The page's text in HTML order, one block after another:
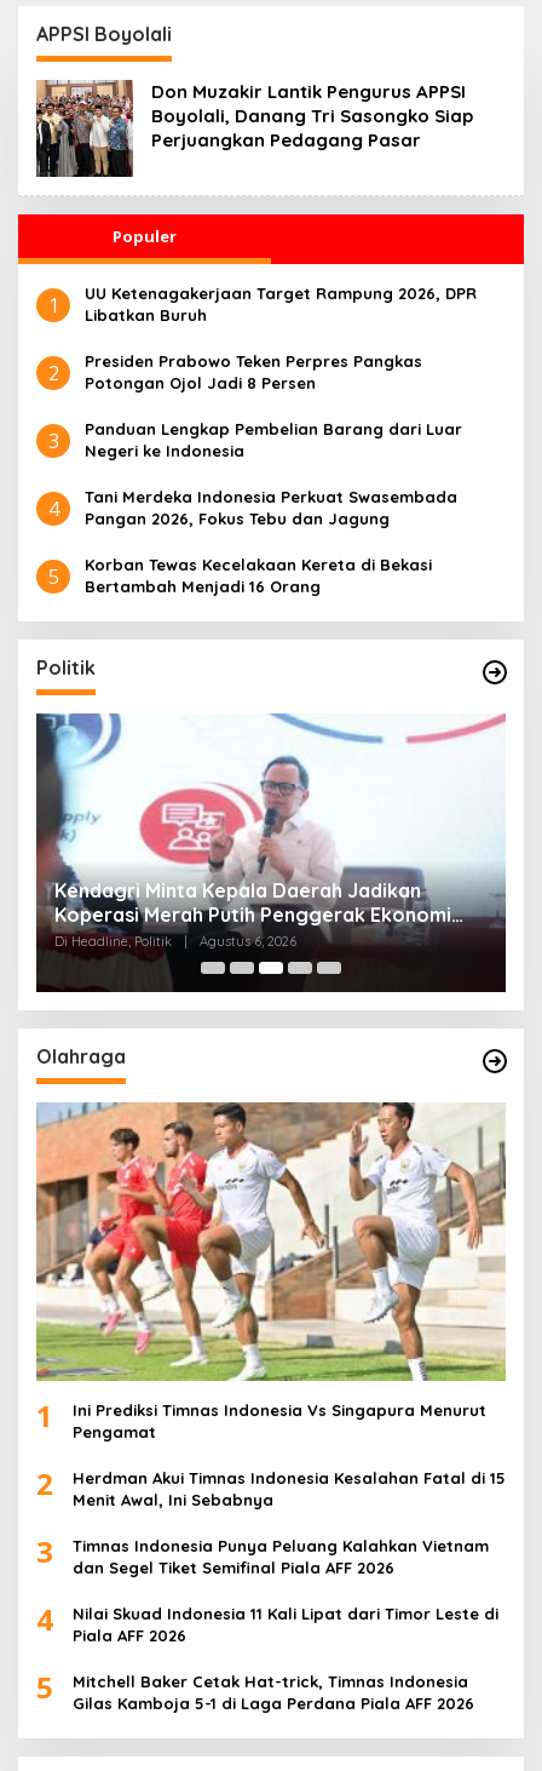
Desa
APPSI Boyolali
Don Muzakir Lantik Pengurus APPSI
Boyolali, Danang Tri Sasongko Siap
Perjuangkan Pedagang Pasar
Populer
1
UU Ketenagakerjaan Target Rampung 2026, DPR
Libatkan Buruh
2
Presiden Prabowo Teken Perpres Pangkas
Potongan Ojol Jadi 8 Persen
3
Panduan Lengkap Pembelian Barang dari Luar
Negeri ke Indonesia
4
Tani Merdeka Indonesia Perkuat Swasembada
Pangan 2026, Fokus Tebu dan Jagung
5
Korban Tewas Kecelakaan Kereta di Bekasi
Bertambah Menjadi 16 Orang
Politik
Kendagri Minta Kepala Daerah Jadikan
Koperasi Merah Putih Penggerak Ekonomi
Desa
Di Headline, Politik Agustus 6, 2026
Olahraga
1
Ini Prediksi Timnas Indonesia Vs Singapura Menurut
Pengamat
2
Herdman Akui Timnas Indonesia Kesalahan Fatal di 15
Menit Awal, Ini Sebabnya
3
Timnas Indonesia Punya Peluang Kalahkan Vietnam
dan Segel Tiket Semifinal Piala AFF 2026
4
Nilai Skuad Indonesia 11 Kali Lipat dari Timor Leste di
Piala AFF 2026
5
Mitchell Baker Cetak Hat-trick, Timnas Indonesia
Gilas Kamboja 5-1 di Laga Perdana Piala AFF 2026